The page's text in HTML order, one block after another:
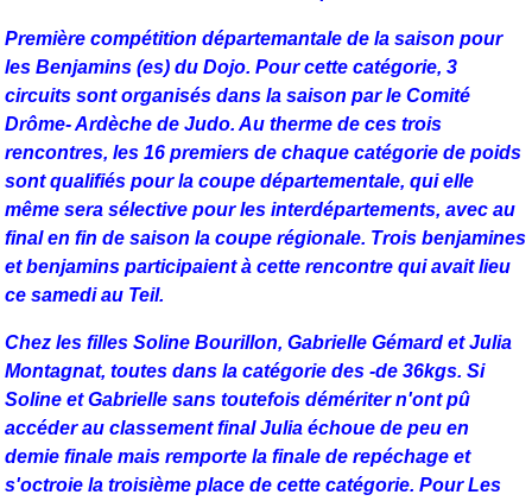
Première compétition départemantale de la saison pour
les Benjamins (es) du Dojo. Pour cette catégorie, 3
circuits sont organisés dans la saison par le Comité
Drôme- Ardèche de Judo. Au therme de ces trois
rencontres, les 16 premiers de chaque catégorie de poids
sont qualifiés pour la coupe départementale, qui elle
même sera sélective pour les interdépartements, avec au
final en fin de saison la coupe régionale. Trois benjamines
et benjamins participaient à cette rencontre qui avait lieu
ce samedi au Teil.
Chez les filles Soline Bourillon, Gabrielle Gémard et Julia
Montagnat, toutes dans la catégorie des -de 36kgs. Si
Soline et Gabrielle sans toutefois démériter n'ont pû
accéder au classement final Julia échoue de peu en
demie finale mais remporte la finale de repéchage et
s'octroie la troisième place de cette catégorie. Pour Les